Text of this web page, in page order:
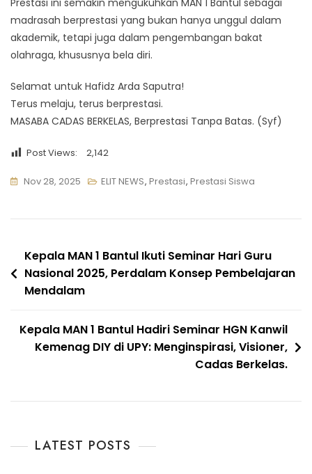
Prestasi ini semakin mengukuhkan MAN 1 Bantul sebagai
madrasah berprestasi yang bukan hanya unggul dalam
akademik, tetapi juga dalam pengembangan bakat
olahraga, khususnya bela diri.
Selamat untuk Hafidz Arda Saputra!
Terus melaju, terus berprestasi.
MASABA CADAS BERKELAS, Berprestasi Tanpa Batas. (Syf)
Post Views: 2,142
Nov 28, 2025 ELIT NEWS, Prestasi, Prestasi Siswa
Navigasi
pos
Kepala MAN 1 Bantul Ikuti Seminar Hari Guru
Nasional 2025, Perdalam Konsep Pembelajaran
Mendalam
Kepala MAN 1 Bantul Hadiri Seminar HGN Kanwil
Kemenag DIY di UPY: Menginspirasi, Visioner,
Cadas Berkelas.
LATEST POSTS